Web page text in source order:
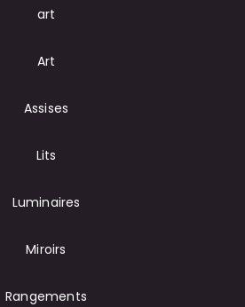
art
Art
Assises
Lits
Luminaires
Miroirs
Rangements